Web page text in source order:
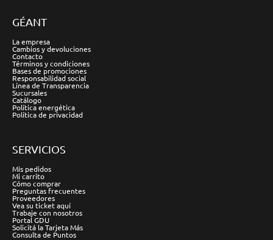
GÉANT
La empresa
Cambios y devoluciones
Contacto
Términos y condiciones
Bases de promociones
Responsabilidad social
Línea de Transparencia
Sucursales
Catálogo
Política energética
Política de privacidad
SERVICIOS
Mis pedidos
Mi carrito
Cómo comprar
Preguntas frecuentes
Proveedores
Vea su ticket aquí
Trabaje con nosotros
Portal GDU
Solicitá la Tarjeta Más
Consulta de Puntos